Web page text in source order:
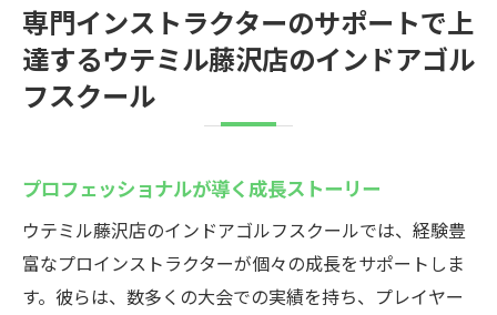
専門インストラクターのサポートで上
達するウテミル藤沢店のインドアゴル
フスクール
プロフェッショナルが導く成長ストーリー
ウテミル藤沢店のインドアゴルフスクールでは、経験豊
富なプロインストラクターが個々の成長をサポートしま
す。彼らは、数多くの大会での実績を持ち、プレイヤー